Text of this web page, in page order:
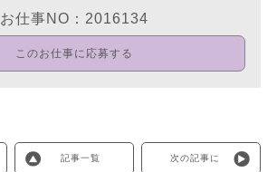
お仕事NO：2016134
このお仕事に応募する
記事一覧 次の記事に